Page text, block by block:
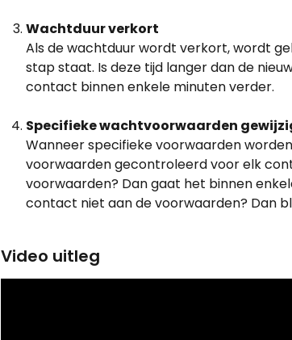
Wachtduur verkort
Als de wachtduur wordt verkort, wordt
stap staat. Is deze tijd langer dan de
contact binnen enkele minuten verder.
Specifieke wachtvoorwaarden
Wanneer specifieke voorwaarden
voorwaarden gecontroleerd voor elk
voorwaarden? Dan gaat het binnen
contact niet aan de voorwaarden? Dan
Video uitleg